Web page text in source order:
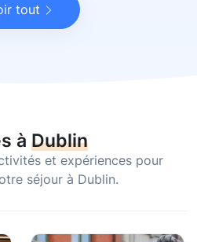
tout
à Dublin
et expériences pour
séjour à Dublin.